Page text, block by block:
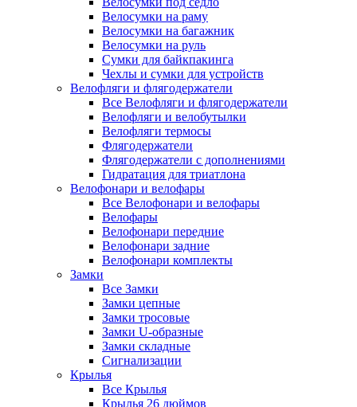
Велосумки на раму
Велосумки на багажник
Велосумки на руль
Сумки для байкпакинга
Чехлы и сумки для устройств
Велофляги и флягодержатели
Все Велофляги и флягодержатели
Велофляги и велобутылки
Велофляги термосы
Флягодержатели
Флягодержатели с дополнениями
Гидратация для триатлона
Велофонари и велофары
Все Велофонари и велофары
Велофары
Велофонари передние
Велофонари задние
Велофонари комплекты
Замки
Все Замки
Замки цепные
Замки тросовые
Замки U-образные
Замки складные
Сигнализации
Крылья
Все Крылья
Крылья 26 дюймов